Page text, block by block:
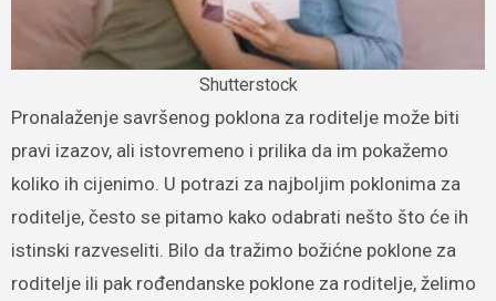
Shutterstock
Pronalaženje savršenog poklona za roditelje može biti
pravi izazov, ali istovremeno i prilika da im pokažemo
koliko ih cijenimo. U potrazi za najboljim poklonima za
roditelje, često se pitamo kako odabrati nešto što će ih
istinski razveseliti. Bilo da tražimo božićne poklone za
roditelje ili pak rođendanske poklone za roditelje, želimo